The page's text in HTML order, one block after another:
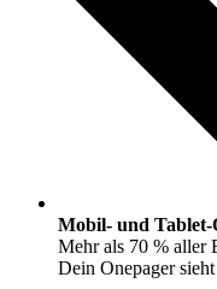
Mobil- und
Mehr als 70 % aller
Dein Onepager